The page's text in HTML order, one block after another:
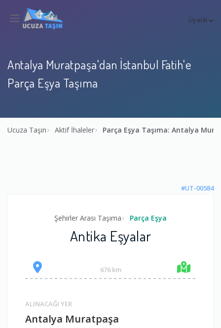
Üyelik
Antalya Muratpaşa'dan İstanbul Fatih'e
Parça Eşya Taşıma
Ucuza Taşın Aktif İhaleler Parça Eşya Taşıma: Antalya
#UT-00584
Şehirler Arası Taşıma Parça Eşya
Antika Eşyalar
676 km
ALINACAĞI YER
Antalya Muratpaşa